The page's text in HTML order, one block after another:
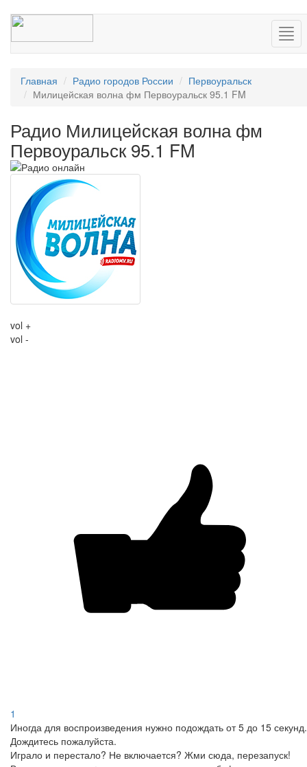
Главная Радио городов России
Первоуральск
Милицейская волна фм Первоуральск 95.1 FM
Радио Милицейская волна фм
Первоуральск 95.1 FM
vol +
vol -
1
Иногда для воспроизведения нужно подождать от 5 до 15 секунд.
Дождитесь пожалуйста.
Играло и перестало? Не включается? Жми сюда, перезапуск!